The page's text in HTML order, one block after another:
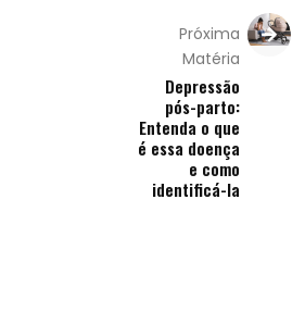
Próxima
Matéria
Depressão
pós-parto:
Entenda o que
é essa doença
e como
identificá-la